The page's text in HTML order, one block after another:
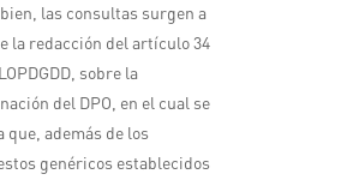
las consultas surgen a
la redacción del artículo 34
sobre la
del DPO, en el cual se
que, además de los
genéricos establecidos